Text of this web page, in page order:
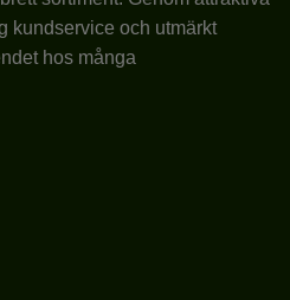
SOLIGT/HALVSKUGGIGT
kan
väljas
kundservice och utmärkt
hos många